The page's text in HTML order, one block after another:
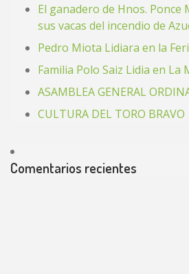
El ganadero de Hnos. Ponce
sus vacas del incendio de
Pedro Miota Lidiara en la
Familia Polo Saiz Lidia en La
ASAMBLEA GENERAL
CULTURA DEL TORO BRAVO
Comentarios recientes